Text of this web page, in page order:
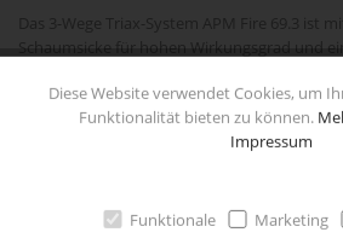
Schaumsicke für hohen Wirkungsgrad und
konzipiert. Die mehrfach gepresste und
sorgt für exzellente Klangqualität und
hohem Pegel. Für höchste Präzision ist die
Diese Website verwendet Cookies, um
Funktionalität bieten zu können.
Impressum
Funktionale Marketing